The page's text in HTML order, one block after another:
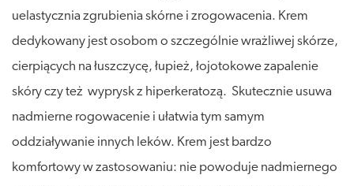
uelastycznia zgrubienia skórne i zrogowacenia. Krem
dedykowany jest osobom o szczególnie wrażliwej skórze,
cierpiących na łuszczycę, łupież, łojotokowe zapalenie
skóry czy też wyprysk z hiperkeratozą. Skutecznie usuwa
nadmierne rogowacenie i ułatwia tym samym
oddziaływanie innych leków. Krem jest bardzo
komfortowy w zastosowaniu: nie powoduje nadmiernego